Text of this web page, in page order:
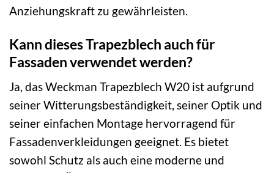
Anziehungskraft zu gewährleisten.
Kann dieses Trapezblech auch für
Fassaden verwendet werden?
Ja, das Weckman Trapezblech W20 ist aufgrund
seiner Witterungsbeständigkeit, seiner Optik und
seiner einfachen Montage hervorragend für
Fassadenverkleidungen geeignet. Es bietet
sowohl Schutz als auch eine moderne und